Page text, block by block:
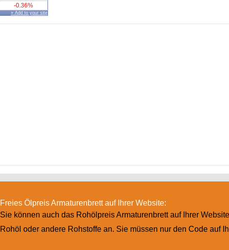
-0.36%
» Add to your site
Freies Ölpreis Armaturenbrett auf Ihrer Website:
Sie können auch das Rohölpreis Armaturenbrett auf Ihrer
Rohöl oder andere Rohstoffe an. Sie müssen nur den Code auf